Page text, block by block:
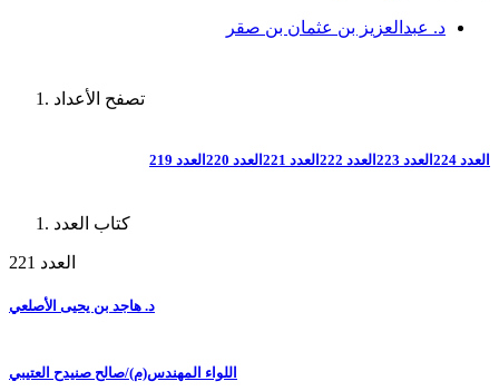
د. عبدالعزيز بن عثمان بن صقر
تصفح الأعداد
العدد 224 العدد 223 العدد 222 العدد 221 العدد 220 العدد 219
كتاب العدد
العدد 221
د. هاجد بن يحيى الأصلعي
اللواء المهندس(م)/صالح صنيدح العتيبي